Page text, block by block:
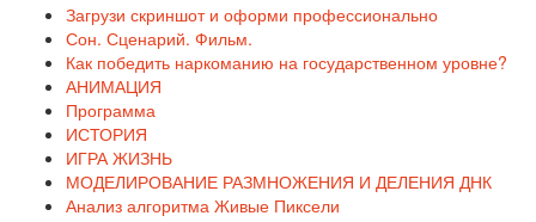
Загрузи скриншот и оформи профессионально
Сон. Сценарий. Фильм.
Как победить наркоманию на государственном уровне?
АНИМАЦИЯ
Программа
ИСТОРИЯ
ИГРА ЖИЗНЬ
МОДЕЛИРОВАНИЕ РАЗМНОЖЕНИЯ И ДЕЛЕНИЯ ДНК
Анализ алгоритма Живые Пиксели